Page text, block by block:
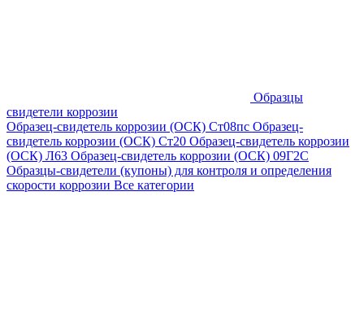
Образцы
свидетели коррозии
Образец-свидетель коррозии (ОСК) Ст08пс Образец-
свидетель коррозии (ОСК) Ст20 Образец-свидетель коррозии
(ОСК) Л63 Образец-свидетель коррозии (ОСК) 09Г2С
Образцы-свидетели (купоны) для контроля и определения
скорости коррозии Все категории